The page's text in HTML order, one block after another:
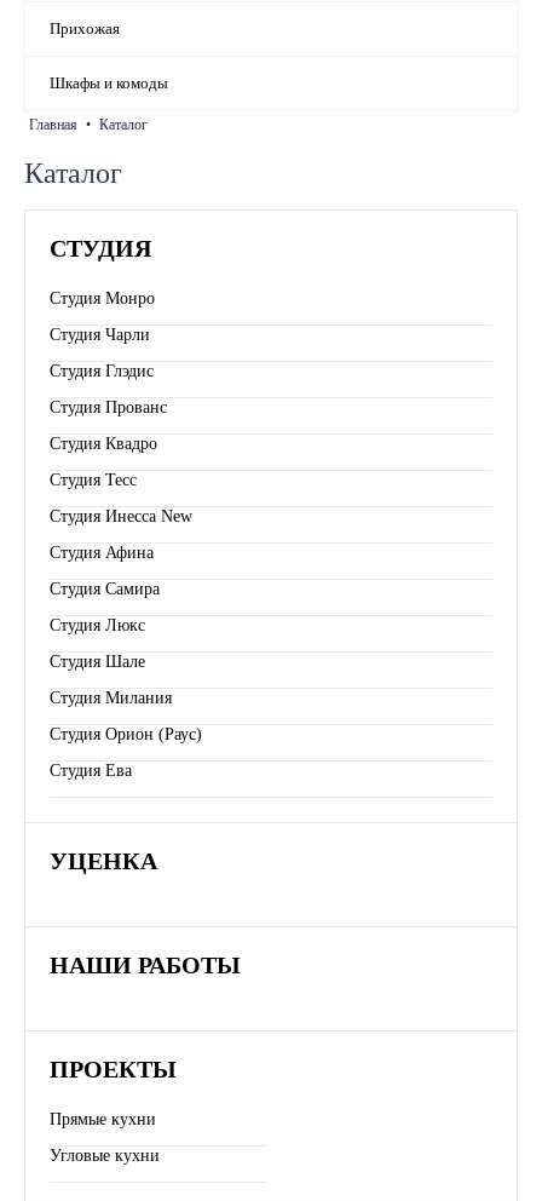
Прихожая
Шкафы и комоды
главная • каталог
Каталог
СТУДИЯ
Студия Монро
Студия Чарли
Студия Глэдис
Студия Прованс
Студия Квадро
Студия Тесс
Студия Инесса New
Студия Афина
Студия Самира
Студия Люкс
Студия Шале
Студия Милания
Студия Орион (Раус)
Студия Ева
УЦЕНКА
НАШИ РАБОТЫ
ПРОЕКТЫ
Прямые кухни
Угловые кухни